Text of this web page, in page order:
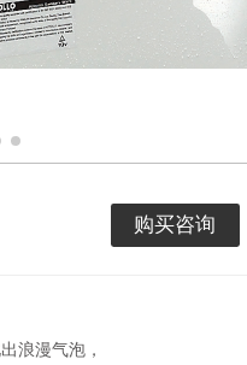
购买咨询
浪漫气泡，